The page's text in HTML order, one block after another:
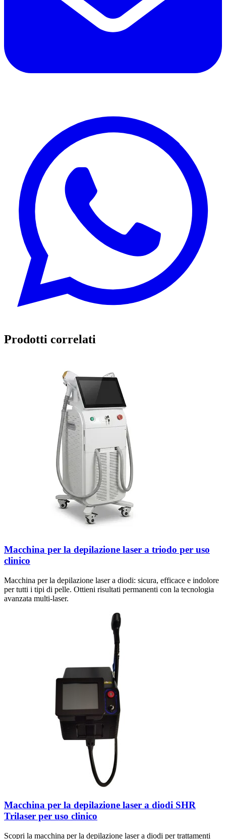
Prodotti correlati
Macchina per la depilazione laser a triodo per uso
clinico
Macchina per la depilazione laser a diodi: sicura, efficace e indolore
per tutti i tipi di pelle. Ottieni risultati permanenti con la tecnologia
avanzata multi-laser.
Macchina per la depilazione laser a diodi SHR
Trilaser per uso clinico
Scopri la macchina per la depilazione laser a diodi per trattamenti